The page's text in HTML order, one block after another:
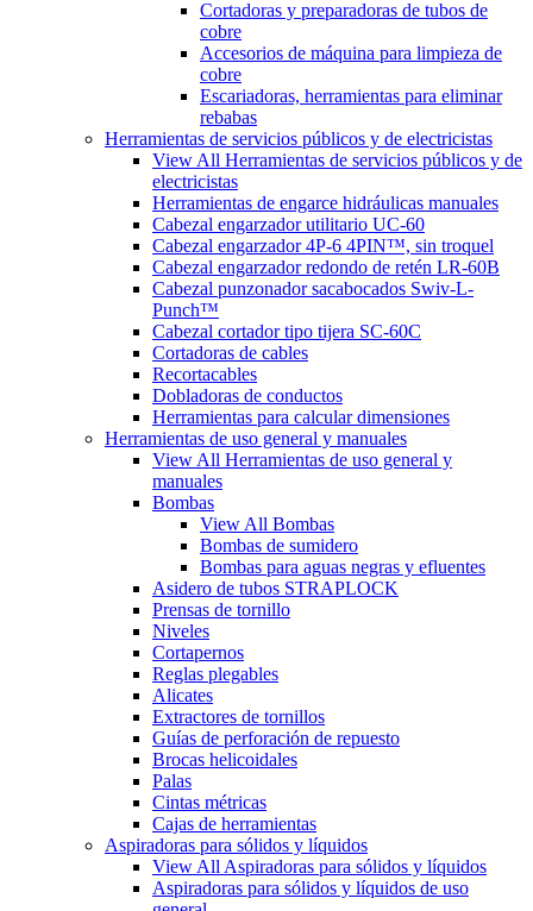
Cortadoras y preparadoras de tubos de
cobre
Accesorios de máquina para limpieza de
cobre
Escariadoras, herramientas para eliminar
rebabas
Herramientas de servicios públicos y de electricistas
View All Herramientas de servicios públicos y de
electricistas
Herramientas de engarce hidráulicas manuales
Cabezal engarzador utilitario UC-60
Cabezal engarzador 4P-6 4PIN™, sin troquel
Cabezal engarzador redondo de retén LR-60B
Cabezal punzonador sacabocados Swiv-L-
Punch™
Cabezal cortador tipo tijera SC-60C
Cortadoras de cables
Recortacables
Dobladoras de conductos
Herramientas para calcular dimensiones
Herramientas de uso general y manuales
View All Herramientas de uso general y
manuales
Bombas
View All Bombas
Bombas de sumidero
Bombas para aguas negras y efluentes
Asidero de tubos STRAPLOCK
Prensas de tornillo
Niveles
Cortapernos
Reglas plegables
Alicates
Extractores de tornillos
Guías de perforación de repuesto
Brocas helicoidales
Palas
Cintas métricas
Cajas de herramientas
Aspiradoras para sólidos y líquidos
View All Aspiradoras para sólidos y líquidos
Aspiradoras para sólidos y líquidos de uso